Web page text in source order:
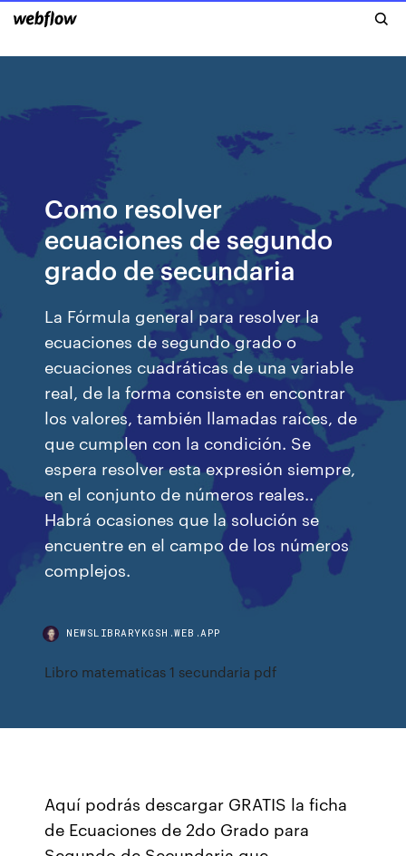
Como resolver
ecuaciones de segundo
grado de secundaria
La Fórmula general para resolver la
ecuaciones de segundo grado o
ecuaciones cuadráticas de una variable
real, de la forma consiste en encontrar
los valores, también llamadas raíces, de
que cumplen con la condición. Se
espera resolver esta expresión siempre,
en el conjunto de números reales..
Habrá ocasiones que la solución se
encuentre en el campo de los números
complejos.
NEWSLIBRARYKGSH.WEB.APP
Libro matematicas 1 secundaria pdf
Aquí podrás descargar GRATIS la ficha
de Ecuaciones de 2do Grado para